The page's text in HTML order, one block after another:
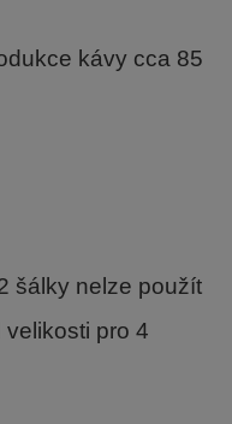
kávy cca 85
šálky nelze použít
pro 4